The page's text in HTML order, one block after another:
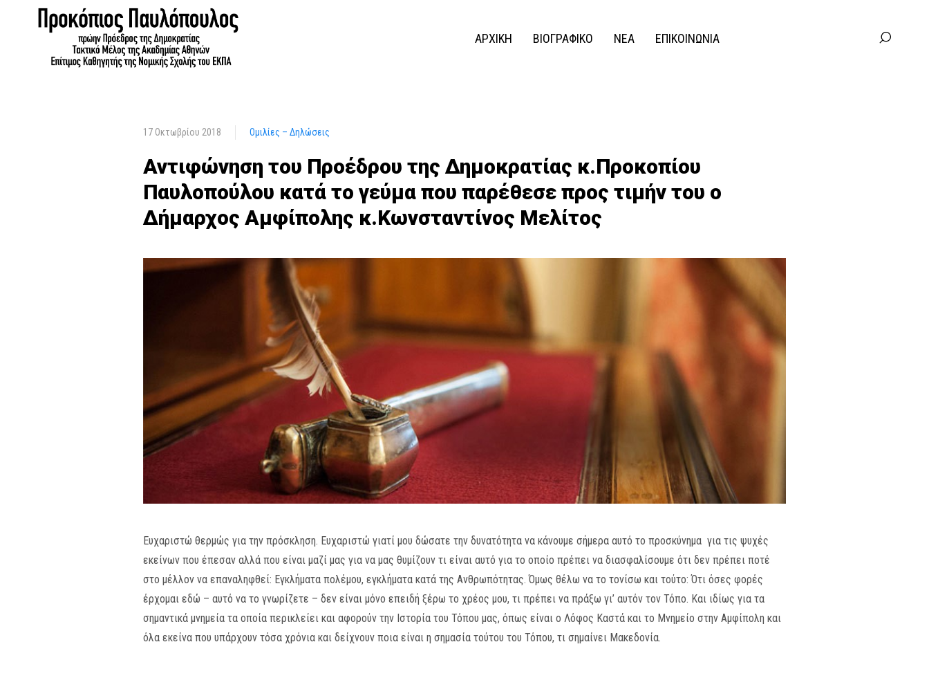
ΑΡΧΙΚΗ ΒΙΟΓΡΑΦΙΚΟ ΝΕΑ ΕΠΙΚΟΙΝΩΝΙΑ
17 Οκτωβρίου 2018 Ομιλίες – Δηλώσεις
Αντιφώνηση του Προέδρου της Δημοκρατίας κ.Προκοπίου
Παυλοπούλου κατά το γεύμα που παρέθεσε προς τιμήν του ο
Δήμαρχος Αμφίπολης κ.Κωνσταντίνος Μελίτος
Ευχαριστώ θερμώς για την πρόσκληση. Ευχαριστώ γιατί μου δώσατε την δυνατότητα να κάνουμε σήμερα αυτό το προσκύνημα για τις ψυχές
εκείνων που έπεσαν αλλά που είναι μαζί μας για να μας θυμίζουν τι είναι αυτό για το οποίο πρέπει να διασφαλίσουμε ότι δεν πρέπει ποτέ
στο μέλλον να επαναληφθεί: Εγκλήματα πολέμου, εγκλήματα κατά της Ανθρωπότητας. Όμως θέλω να το τονίσω και τούτο: Ότι όσες φορές
έρχομαι εδώ – αυτό να το γνωρίζετε – δεν είναι μόνο επειδή ξέρω το χρέος μου, τι πρέπει να πράξω γι’ αυτόν τον Τόπο. Και ιδίως για τα
σημαντικά μνημεία τα οποία περικλείει και αφορούν την Ιστορία του Τόπου μας, όπως είναι ο Λόφος Καστά και το Μνημείο στην Αμφίπολη και
όλα εκείνα που υπάρχουν τόσα χρόνια και δείχνουν ποια είναι η σημασία τούτου του Τόπου, τι σημαίνει Μακεδονία.